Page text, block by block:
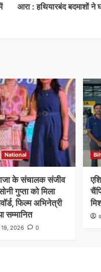
आरा : हथियारबंद बदमाशों
National
के संचालक संजीव
गुप्ता को मिला
फिल्म अभिनेत्री
सम्मानित
2026 0
Nalanda
रूपसपुर में
लाख नकद
चोरी,डॉग
पुलिस
shankar
हरनौत थाना
टोला में शनिवार